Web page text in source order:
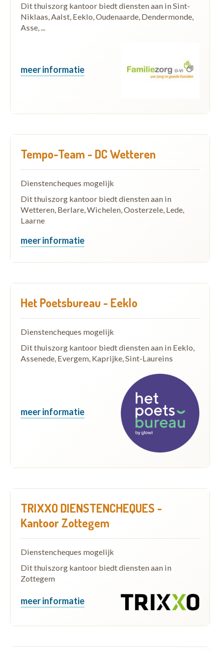
Dit thuiszorg kantoor biedt diensten aan in Sint-
Niklaas, Aalst, Eeklo, Oudenaarde, Dendermonde,
Asse, ...
meer informatie
Tempo-Team - DC Wetteren
Dienstencheques mogelijk
Dit thuiszorg kantoor biedt diensten aan in
Wetteren, Berlare, Wichelen, Oosterzele, Lede,
Laarne
meer informatie
Het Poetsbureau - Eeklo
Dienstencheques mogelijk
Dit thuiszorg kantoor biedt diensten aan in Eeklo,
Assenede, Evergem, Kaprijke, Sint-Laureins
meer informatie
TRIXXO DIENSTENCHEQUES -
Kantoor Zottegem
Dienstencheques mogelijk
Dit thuiszorg kantoor biedt diensten aan in
Zottegem
meer informatie